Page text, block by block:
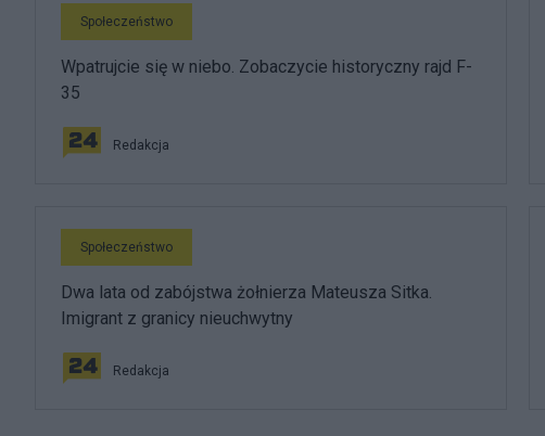
Społeczeństwo
Wpatrujcie się w niebo. Zobaczycie historyczny rajd F-
35
Redakcja
Społeczeństwo
Dwa lata od zabójstwa żołnierza Mateusza Sitka.
Imigrant z granicy nieuchwytny
Redakcja